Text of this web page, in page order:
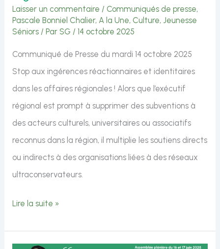
Laisser un commentaire / Communiqués de presse,
Pascale Bonniel Chalier,A la Une, Culture, Jeunesse
Séniors / Par SG /14 octobre 2025
Communiqué de Presse du mardi 14 octobre 2025
Stop aux ingérences réactionnaires et identitaires
dans les affaires régionales ! Alors que l’exécutif
régional est prompt à supprimer des subventions à
des acteurs culturels, universitaires ou associatifs
reconnus dans la région, il multiplie les soutiens directs
ou indirects à des organisations liées à des réseaux
ultraconservateurs.
Stop
Lire la suite »